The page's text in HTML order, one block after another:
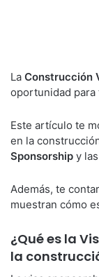
La Construcción
oportunidad para
Este artículo te
en la
Sponsorship y
Además, te
muestran cómo
¿Qué es la
la